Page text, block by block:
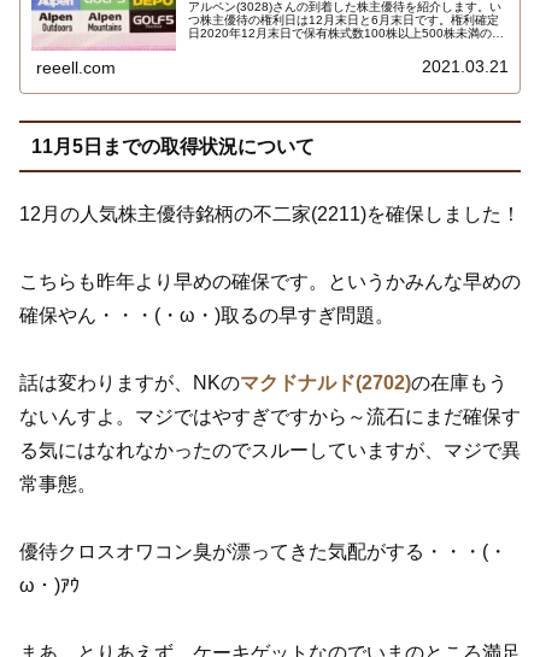
アルペン(3028)さんの到着した株主優待を紹介します。い
つ株主優待の権利日は12月末日と6月末日です。権利確定
日2020年12月末日で保有株式数100株以上500株未満の場
株主優待券500円4枚 合計2000円相当です。詳しくはこち
reeell.com 2021.03.21
11月5日までの取得状況について
12月の人気株主優待銘柄の不二家(2211)を確保しました！
こちらも昨年より早めの確保です。というかみんな早めの
確保やん・・・(・ω・)取るの早すぎ問題。
話は変わりますが、NKのマクドナルド(2702)の在庫もう
ないんすよ。マジではやすぎですから～流石にまだ確保す
る気にはなれなかったのでスルーしていますが、マジで異
常事態。
優待クロスオワコン臭が漂ってきた気配がする・・・(・
ω・)ｱｳ
まあ、とりあえず、ケーキゲットなのでいまのところ満足